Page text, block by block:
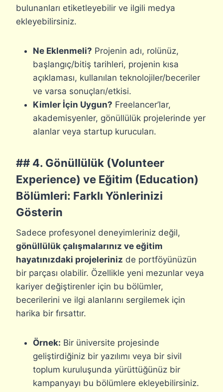
bulunanları etiketleyebilir ve ilgili medya
ekleyebilirsiniz.
Ne Eklenmeli? Projenin adı, rolünüz,
başlangıç/bitiş tarihleri, projenin kısa
açıklaması, kullanılan teknolojiler/beceriler
ve varsa sonuçları/etkisi.
Kimler İçin Uygun? Freelancer’lar,
akademisyenler, gönüllülük projelerinde yer
alanlar veya startup kurucuları.
## 4. Gönüllülük (Volunteer
Experience) ve Eğitim (Education)
Bölümleri: Farklı Yönlerinizi
Gösterin
Sadece profesyonel deneyimleriniz değil,
gönüllülük çalışmalarınız ve eğitim
hayatınızdaki projeleriniz de portföyünüzün
bir parçası olabilir. Özellikle yeni mezunlar veya
kariyer değiştirenler için bu bölümler,
becerilerini ve ilgi alanlarını sergilemek için
harika bir fırsattır.
Örnek: Bir üniversite projesinde
geliştirdiğiniz bir yazılımı veya bir sivil
toplum kuruluşunda yürüttüğünüz bir
kampanyayı bu bölümlere ekleyebilirsiniz.